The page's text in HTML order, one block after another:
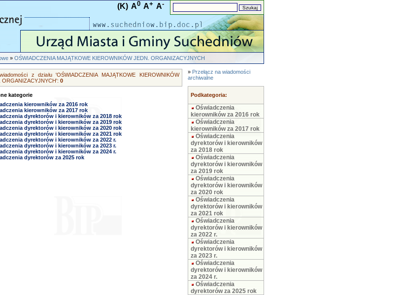
(K) A0 A+ A-
»OŚWIADCZENIA MAJĄTKOWE KIEROWNIKÓW JEDN. ORGANIZACYJNYCH
z działu 'OŚWIADCZENIA MAJĄTKOWE KIEROWNIKÓW
ORGANIZACYJNYCH': 0
kategorie
kierowników za 2016 rok
kierowników za 2017 rok
dyrektorów i kierowników za 2018 rok
dyrektorów i kierowników za 2019 rok
dyrektorów i kierowników za 2020 rok
dyrektorów i kierowników za 2021 rok
dyrektorów i kierowników za 2022 r.
dyrektorów i kierowników za 2023 r.
dyrektorów i kierowników za 2024 r.
dyrektorów za 2025 rok
» Przełącz na wiadomości
archiwalne
Podkategoria:
Oświadczenia
kierowników za 2016 rok
Oświadczenia
kierowników za 2017 rok
Oświadczenia
dyrektorów i kierowników
za 2018 rok
Oświadczenia
dyrektorów i kierowników
za 2019 rok
Oświadczenia
dyrektorów i kierowników
za 2020 rok
Oświadczenia
dyrektorów i kierowników
za 2021 rok
Oświadczenia
dyrektorów i kierowników
za 2022 r.
Oświadczenia
dyrektorów i kierowników
za 2023 r.
Oświadczenia
dyrektorów i kierowników
za 2024 r.
Oświadczenia
dyrektorów za 2025 rok